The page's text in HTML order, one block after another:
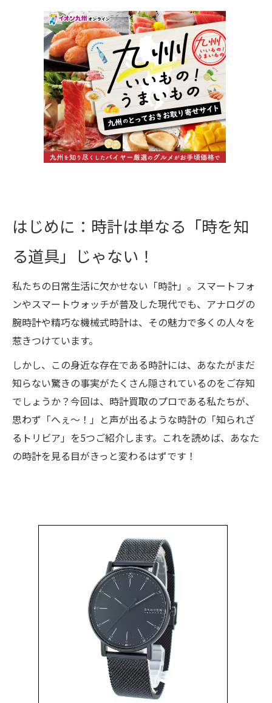
はじめに：時計は単なる「時を知
る道具」じゃない！
私たちの日常生活に欠かせない「時計」。スマートフォ
ンやスマートウォッチが普及した現代でも、アナログの
腕時計や精巧な機械式時計は、その魅力で多くの人々を
惹きつけています。
しかし、この身近な存在である時計には、あなたがまだ
知らない驚きの事実がたくさん隠されているのをご存知
でしょうか？今回は、時計買取のプロである私たちが、
思わず「へぇ〜！」と声が出るような時計の「知られざ
るトリビア」を5つご紹介します。これを読めば、あなた
の時計を見る目がきっと変わるはずです！